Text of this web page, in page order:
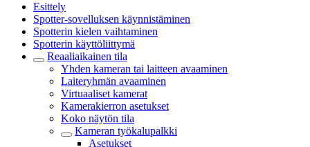
Esittely
Spotter-sovelluksen käynnistäminen
Spotterin kielen vaihtaminen
Spotterin käyttöliittymä
Reaaliaikainen tila
Yhden kameran tai laitteen avaaminen
Laiteryhmän avaaminen
Virtuaaliset kamerat
Kamerakierron asetukset
Koko näytön tila
Kameran työkalupalkki
Asetukset